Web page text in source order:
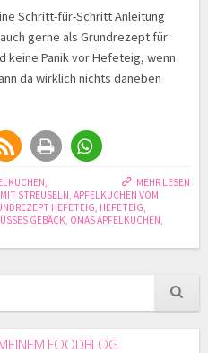
Schritt-für-Schritt Anleitung
gerne als Grundrezept für
keine Panik vor Hefeteig, wenn
da wirklich nichts daneben
MEHR LESEN
,
STREUSELN, APFELKUCHEN VOM
HEFETEIG, HEFETEIG,
GEBÄCK , OMAS APFELKUCHEN,
FOODBLOG